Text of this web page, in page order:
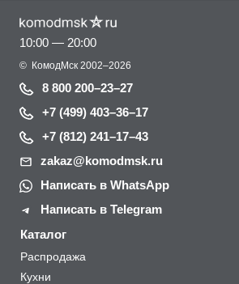
10:00 — 20:00
© КомодМск 2002–2026
8 800 200–23–27
+7 (499) 403–36–17
+7 (812) 241–17–43
zakaz@komodmsk.ru
Написать в WhatsApp
Написать в Telegram
Каталог
Распродажа
Кухни